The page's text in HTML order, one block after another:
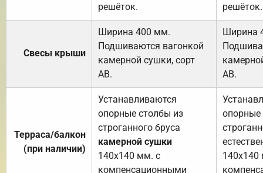
решёток.
решёток.
Свесы крыши
Ширина 400 мм.
Подшиваются вагонкой
камерной сушки, сорт
АВ.
Ширина
АВ.
Терраса/балкон
(при наличии)
Устанавливаются
опорные столбы из
строганного бруса
камерной сушки
140х140 мм. с
компенсационными
опорные
140х140